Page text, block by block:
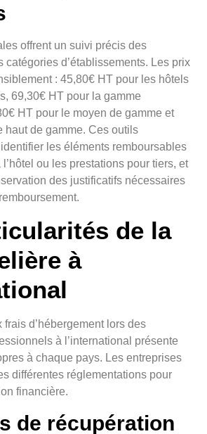
offrent un suivi précis des
catégories d’établissements. Les prix
: 45,80€ HT pour les hôtels
69,30€ HT pour la gamme
HT pour le moyen de gamme et
haut de gamme. Ces outils
les éléments remboursables
ou les prestations pour tiers, et
des justificatifs nécessaires
de la
à
frais d’hébergement lors des
à l’international présente
à chaque pays. Les entreprises
différentes réglementations pour
financière.
de récupération